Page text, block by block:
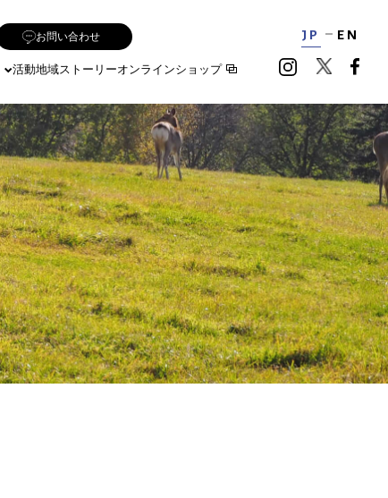
活動地域ストーリーオンラインショップ
お問い合わせ JP EN